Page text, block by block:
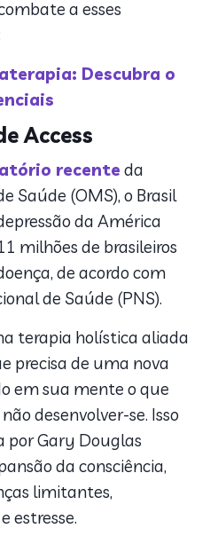
a esses
Descubra o
Access
recente da
Saúde (OMS), o Brasil
da América
milhões de brasileiros
de acordo com
de Saúde (PNS).
terapia holística aliada
precisa de uma nova
em sua mente o que
desenvolver-se. Isso
por Gary Douglas
da consciência,
limitantes,
estresse.